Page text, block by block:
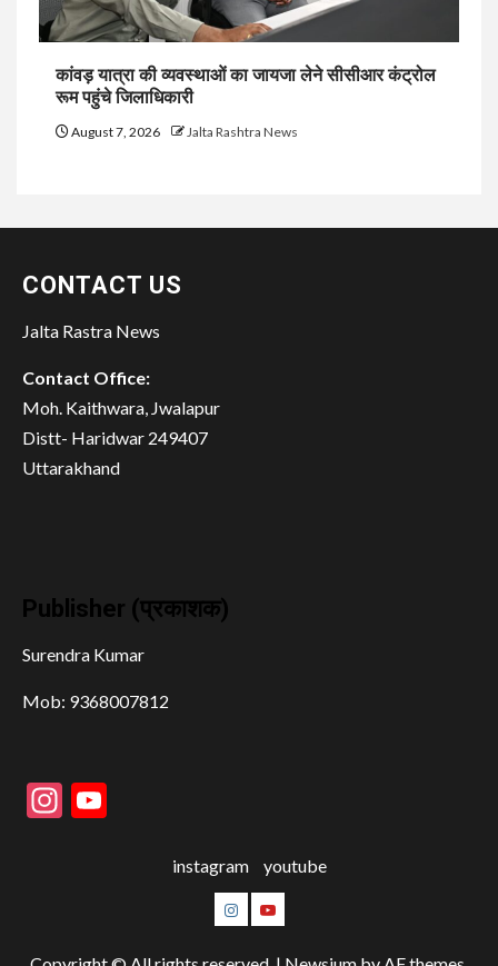
कांवड़ यात्रा की व्यवस्थाओं का जायजा लेने सीसीआर कंट्रोल
रूम पहुंचे जिलाधिकारी
August 7, 2026 Jalta Rashtra News
CONTACT US
Jalta Rastra News
Contact Office:
Moh. Kaithwara, Jwalapur
Distt- Haridwar 249407
Uttarakhand
Publisher (प्रकाशक)
Surendra Kumar
Mob: 9368007812
Instagram
instagram youtube
instagram
youtube